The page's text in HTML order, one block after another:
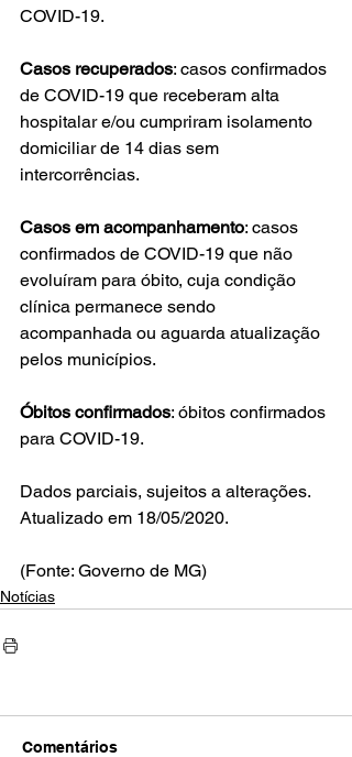
COVID-19.
Casos recuperados: casos confirmados
de COVID-19 que receberam alta
hospitalar e/ou cumpriram isolamento
domiciliar de 14 dias sem
intercorrências.
Casos em acompanhamento: casos
confirmados de COVID-19 que não
evoluíram para óbito, cuja condição
clínica permanece sendo
acompanhada ou aguarda atualização
pelos municípios.
Óbitos confirmados: óbitos confirmados
para COVID-19.
Dados parciais, sujeitos a alterações.
Atualizado em 18/05/2020.
(Fonte: Governo de MG)
Notícias
Comentários